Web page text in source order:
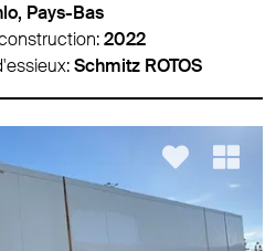
Pays-Bas
2022
Schmitz ROTOS